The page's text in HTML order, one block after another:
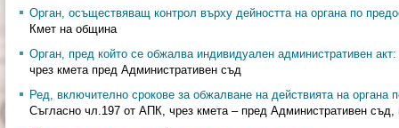
Орган, осъществяващ контрол върху дейността на органа по
Кмет на община
Орган, пред който се обжалва индивидуален административен акт:
чрез кмета пред Административен съд
Ред, включително срокове за обжалване на действията на органа
Съгласно чл.197 от АПК, чрез кмета – пред Административен съд,